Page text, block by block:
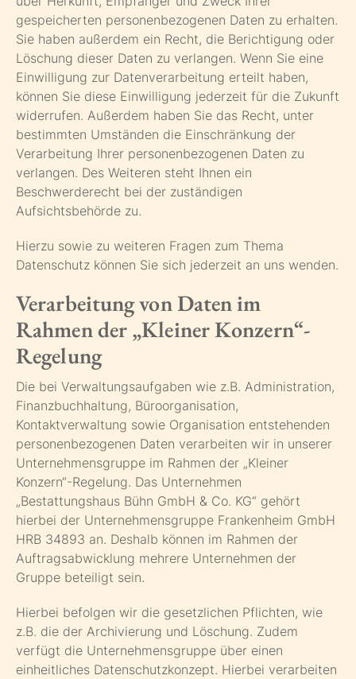
gespeicherten personenbezogenen Daten zu erhalten.
Sie haben außerdem ein Recht, die Berichtigung oder
Löschung dieser Daten zu verlangen. Wenn Sie eine
Einwilligung zur Datenverarbeitung erteilt haben,
können Sie diese Einwilligung jederzeit für die Zukunft
widerrufen. Außerdem haben Sie das Recht, unter
bestimmten Umständen die Einschränkung der
Verarbeitung Ihrer personenbezogenen Daten zu
verlangen. Des Weiteren steht Ihnen ein
Beschwerderecht bei der zuständigen
Aufsichtsbehörde zu.
Hierzu sowie zu weiteren Fragen zum Thema
Datenschutz können Sie sich jederzeit an uns wenden.
Verarbeitung von Daten im
Rahmen der „Kleiner Konzern“-
Regelung
Die bei Verwaltungsaufgaben wie z.B. Administration,
Finanzbuchhaltung, Büroorganisation,
Kontaktverwaltung sowie Organisation entstehenden
personenbezogenen Daten verarbeiten wir in unserer
Unternehmensgruppe im Rahmen der „Kleiner
Konzern“-Regelung. Das Unternehmen
„Bestattungshaus Bühn GmbH & Co. KG“ gehört
hierbei der Unternehmensgruppe Frankenheim GmbH
HRB 34893 an. Deshalb können im Rahmen der
Auftragsabwicklung mehrere Unternehmen der
Gruppe beteiligt sein.
Hierbei befolgen wir die gesetzlichen Pflichten, wie
z.B. die der Archivierung und Löschung. Zudem
verfügt die Unternehmensgruppe über einen
einheitliches Datenschutzkonzept. Hierbei verarbeiten